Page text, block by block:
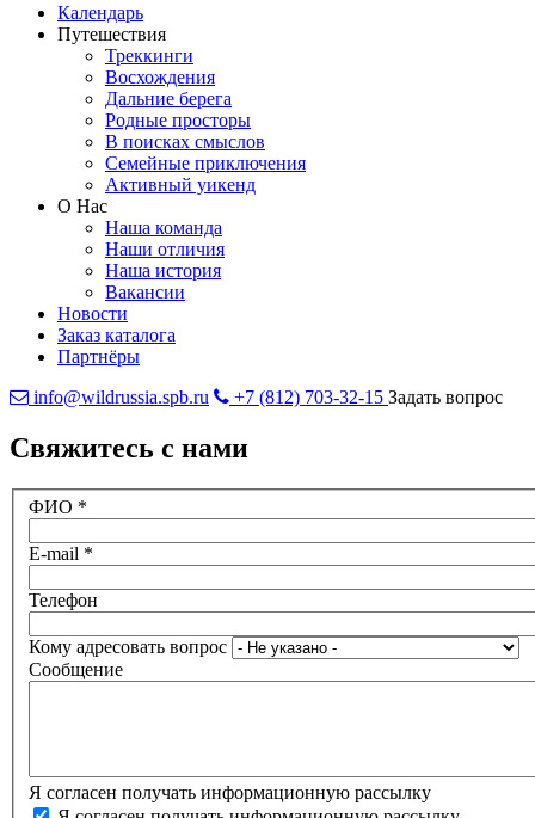
Календарь
Путешествия
Треккинги
Восхождения
Дальние берега
Родные просторы
В поисках смыслов
Семейные приключения
Активный уикенд
О Нас
Наша команда
Наши отличия
Наша история
Вакансии
Новости
Заказ каталога
Партнёры
info@wildrussia.spb.ru
+7 (812) 703-32-15 Задать вопрос
Свяжитесь с нами
ФИО *
E-mail *
Телефон
Кому адресовать вопрос
Сообщение
Я согласен получать информационную рассылку